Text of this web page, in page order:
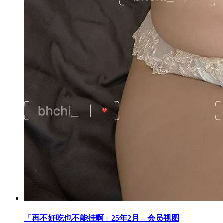
「再不好吃也不能挂啊」25年2月 – 会员视图